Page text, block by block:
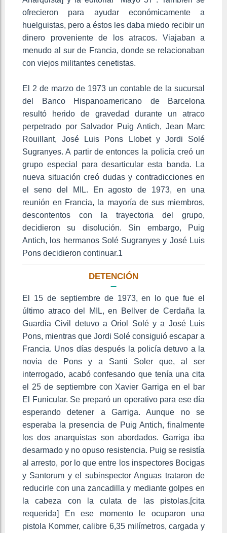
ofrecieron para ayudar económicamente a
huelguistas, pero a éstos les daba miedo recibir un
dinero proveniente de los atracos. Viajaban a
menudo al sur de Francia, donde se relacionaban
con viejos militantes cenetistas.
El 2 de marzo de 1973 un contable de la sucursal
del Banco Hispanoamericano de Barcelona
resultó herido de gravedad durante un atraco
perpetrado por Salvador Puig Antich, Jean Marc
Rouillant, José Luis Pons Llobet y Jordi Solé
Sugranyes. A partir de entonces la policía creó un
grupo especial para desarticular esta banda. La
nueva situación creó dudas y contradicciones en
el seno del MIL. En agosto de 1973, en una
reunión en Francia, la mayoría de sus miembros,
descontentos con la trayectoria del grupo,
decidieron su disolución. Sin embargo, Puig
Antich, los hermanos Solé Sugranyes y José Luis
Pons decidieron continuar.1
DETENCIÓN
El 15 de septiembre de 1973, en lo que fue el
último atraco del MIL, en Bellver de Cerdaña la
Guardia Civil detuvo a Oriol Solé y a José Luis
Pons, mientras que Jordi Solé consiguió escapar a
Francia. Unos días después la policía detuvo a la
novia de Pons y a Santi Soler que, al ser
interrogado, acabó confesando que tenía una cita
el 25 de septiembre con Xavier Garriga en el bar
El Funicular. Se preparó un operativo para ese día
esperando detener a Garriga. Aunque no se
esperaba la presencia de Puig Antich, finalmente
los dos anarquistas son abordados. Garriga iba
desarmado y no opuso resistencia. Puig se resistía
al arresto, por lo que entre los inspectores Bocigas
y Santorum y el subinspector Anguas trataron de
reducirle con una zancadilla y mediante golpes en
la cabeza con la culata de las pistolas.[cita
requerida] En ese momento le ocuparon una
pistola Kommer, calibre 6,35 milímetros, cargada y